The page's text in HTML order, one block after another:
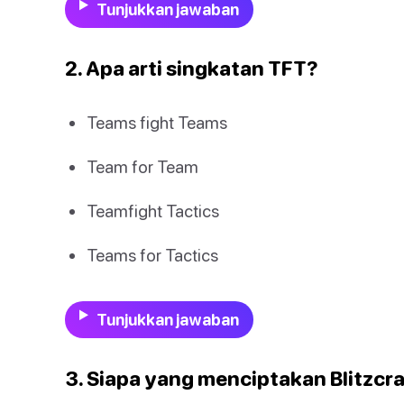
Tunjukkan jawaban
2. Apa arti singkatan TFT?
Teams fight Teams
Team for Team
Teamfight Tactics
Teams for Tactics
Tunjukkan jawaban
3. Siapa yang menciptakan